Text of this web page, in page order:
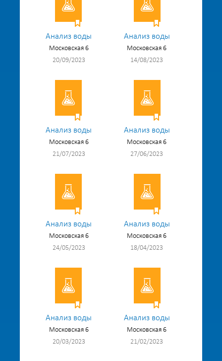
Анализ воды
Московская 6
20/09/2023
Анализ воды
Московская 6
14/08/2023
Анализ воды
Московская 6
21/07/2023
Анализ воды
Московская 6
27/06/2023
Анализ воды
Московская 6
24/05/2023
Анализ воды
Московская 6
18/04/2023
Анализ воды
Московская 6
20/03/2023
Анализ воды
Московская 6
21/02/2023